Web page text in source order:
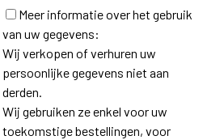
Meer informatie over het gebruik
van uw gegevens:
Wij verkopen of verhuren uw
persoonlijke gegevens niet aan
derden.
Wij gebruiken ze enkel voor uw
toekomstige bestellingen, voor